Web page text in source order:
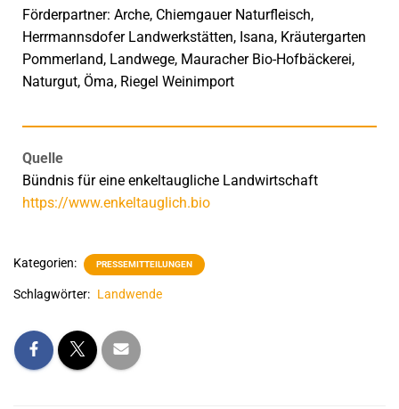
Förderpartner: Arche, Chiemgauer Naturfleisch,
Herrmannsdofer Landwerkstätten, Isana, Kräutergarten
Pommerland, Landwege, Mauracher Bio-Hofbäckerei,
Naturgut, Öma, Riegel Weinimport
Quelle
Bündnis für eine enkeltaugliche Landwirtschaft
https://www.enkeltauglich.bio
Kategorien: PRESSEMITTEILUNGEN
Schlagwörter: Landwende